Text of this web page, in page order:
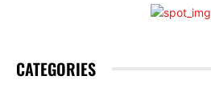
CATEGORIES